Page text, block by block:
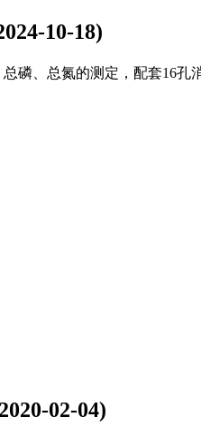
10-18)
磷、总氮的测定，配套16
02-04)